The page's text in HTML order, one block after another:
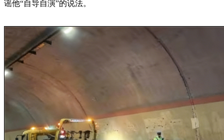
谣他“自导自演”的说法。